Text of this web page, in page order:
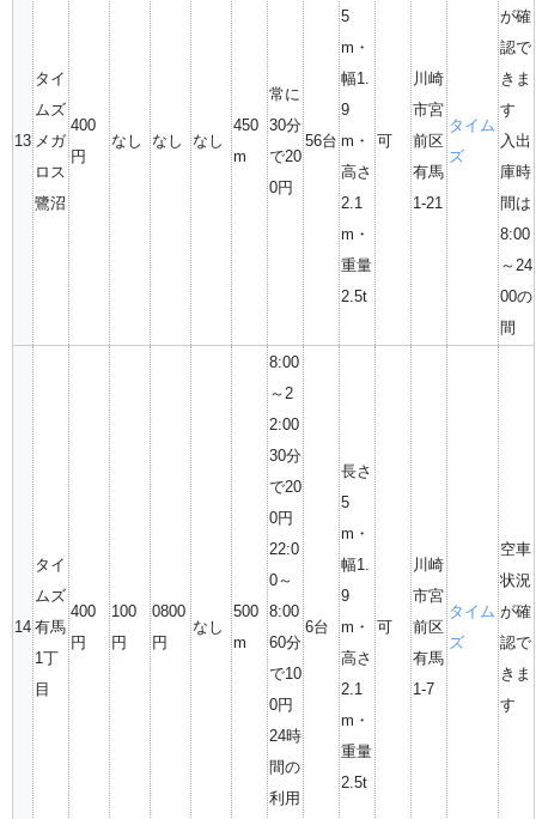
13
タイ
ムズ
メガ
ロス
鷺沼
400
円
なし なし なし
450
m
常に
30分
で20
0円
56台
5
m・
幅1.
9
m・
高さ
2.1
m・
重量
2.5t
可
川崎
市宮
前区
有馬
1-21
タイム
ズ
が確
認で
きま
す
入出
庫時
間は
8:00
～24
00の
間
14
タイ
ムズ
有馬
1丁
目
400
円
100
円
0800
円
なし
500
m
8:00
～2
2:00
30分
で20
0円
22:0
0～
8:00
60分
で10
0円
24時
間の
利用
6台
長さ
5
m・
幅1.
9
m・
高さ
2.1
m・
重量
2.5t
可
川崎
市宮
前区
有馬
1-7
タイム
ズ
空車
状況
が確
認で
きま
す